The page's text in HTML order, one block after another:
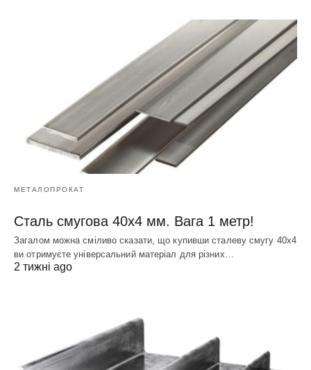
МЕТАЛОПРОКАТ
Сталь смугова 40х4 мм. Вага 1 метр!
Загалом можна сміливо сказати, що купивши сталеву смугу 40х4
ви отримуєте універсальний матеріал для різних…
2 тижні ago